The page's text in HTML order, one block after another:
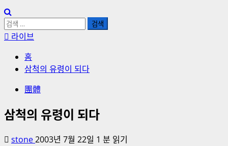
검
색:라이브
홈
삼척의 유령이 되다
團體
삼척의 유령이 되다
stone2003년 7월 22일 1 분 읽기